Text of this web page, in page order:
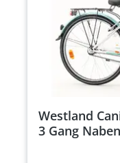
Westland
3 Gang